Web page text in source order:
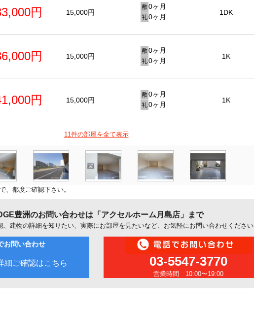
円 15,000円
敷 0ヶ月
礼 0ヶ月
1DK
円 15,000円
敷 0ヶ月
礼 0ヶ月
1K
円 15,000円
敷 0ヶ月
礼 0ヶ月
1K
11件の部屋を全て表示
、都度ご確認下さい。
豊洲のお問い合わせは「アクセルホーム月島店」まで
、建物の詳細を知りたい、実際にお部屋を見たいなど、お気軽にお問い合わせください
お問い合わせ
細ご確認はこちら 03-5547-3770
営業時間 10:00〜19:00